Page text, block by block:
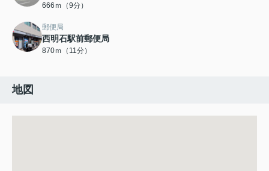
666ｍ（9分）
郵便局
西明石駅前郵便局
870ｍ（11分）
地図